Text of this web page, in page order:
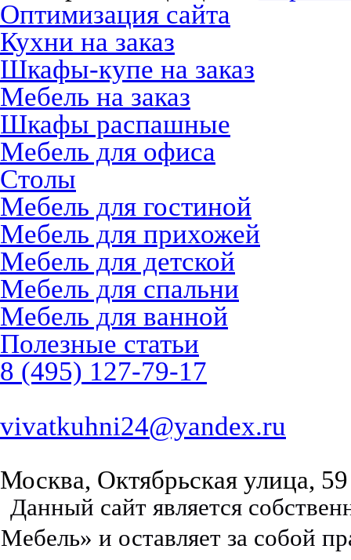
Оптимизация сайта
Кухни на заказ
Шкафы-купе на заказ
Мебель на заказ
Шкафы распашные
Мебель для офиса
Столы
Мебель для гостиной
Мебель для прихожей
Мебель для детской
Мебель для спальни
Мебель для ванной
Полезные статьи
8 (495) 127-79-17
vivatkuhni24@yandex.ru
Москва, Октябрьская улица, 59
Данный сайт является
Мебель» и оставляет за собой